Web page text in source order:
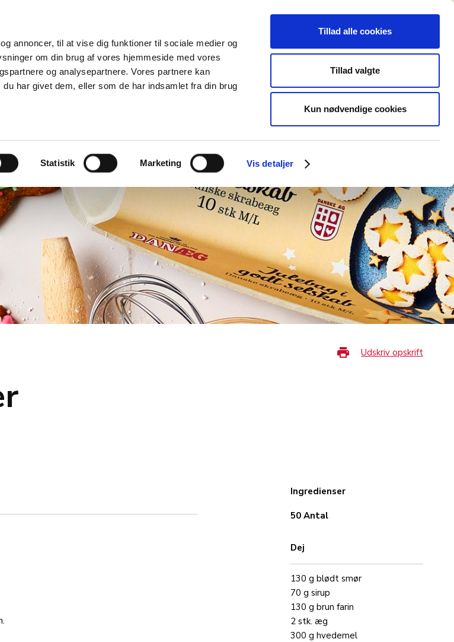
annoncer, til at vise dig funktioner til sociale medier og
om din brug af vores hjemmeside med vores
og analysepartnere. Vores partnere kan
har givet dem, eller som de har indsamlet fra din brug
Statistik Marketing Vis detaljer
Tillad alle cookies
Tillad valgte
Kun nødvendige cookies
Udskriv opskrift
Ingredienser
50 Antal
Dej
130 g blødt smør
70 g sirup
130 g brun farin
2 stk. æg
300 g hvedemel